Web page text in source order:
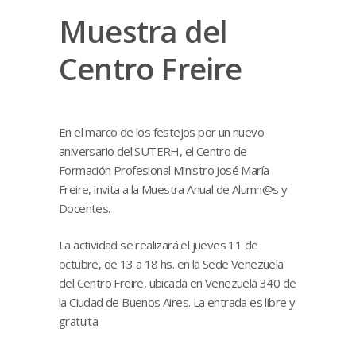
Muestra del
Centro Freire
En el marco de los festejos por un nuevo
aniversario del SUTERH, el Centro de
Formación Profesional Ministro José María
Freire, invita a la Muestra Anual de Alumn@s y
Docentes.
La actividad se realizará el jueves 11 de
octubre, de 13 a 18 hs. en la Sede Venezuela
del Centro Freire, ubicada en Venezuela 340 de
la Ciudad de Buenos Aires. La entrada es libre y
gratuita.